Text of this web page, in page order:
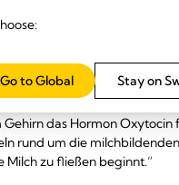
schnell an deiner
5
das Hormon
rund um die
Milch zu fließen beginnt.“
Stay on
Go to Global